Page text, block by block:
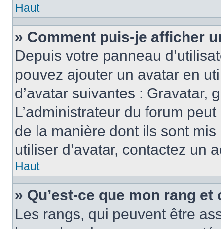
Haut
» Comment puis-je afficher
Depuis votre panneau
pouvez ajouter un avatar en
d’avatar suivantes : Gravatar,
L’administrateur du forum
de la manière dont ils sont
utiliser d’avatar, contactez un
Haut
» Qu’est-ce que mon rang
Les rangs, qui peuvent être